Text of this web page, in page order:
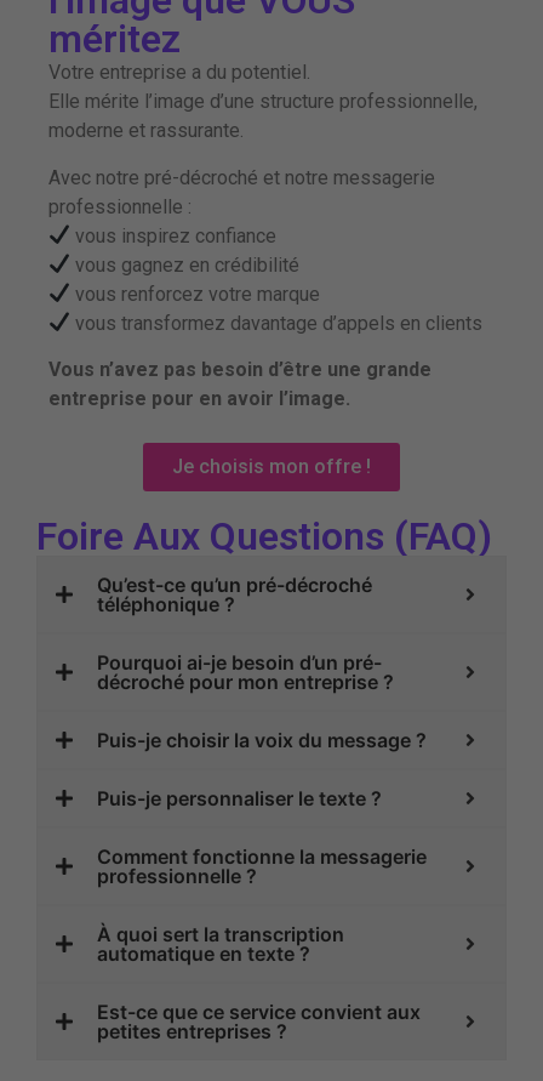
méritez
Votre entreprise a du potentiel.
Elle mérite l’image d’une structure professionnelle,
moderne et rassurante.
Avec notre pré-décroché et notre messagerie
professionnelle :
vous inspirez confiance
vous gagnez en crédibilité
vous renforcez votre marque
vous transformez davantage d’appels en clients
Vous n’avez pas besoin d’être une grande
entreprise pour en avoir l’image.
Je choisis mon offre !
Foire Aux Questions (FAQ)
Qu’est-ce qu’un pré-décroché
téléphonique ?
Pourquoi ai-je besoin d’un pré-
décroché pour mon entreprise ?
Puis-je choisir la voix du message ?
Puis-je personnaliser le texte ?
Comment fonctionne la messagerie
professionnelle ?
À quoi sert la transcription
automatique en texte ?
Est-ce que ce service convient aux
petites entreprises ?